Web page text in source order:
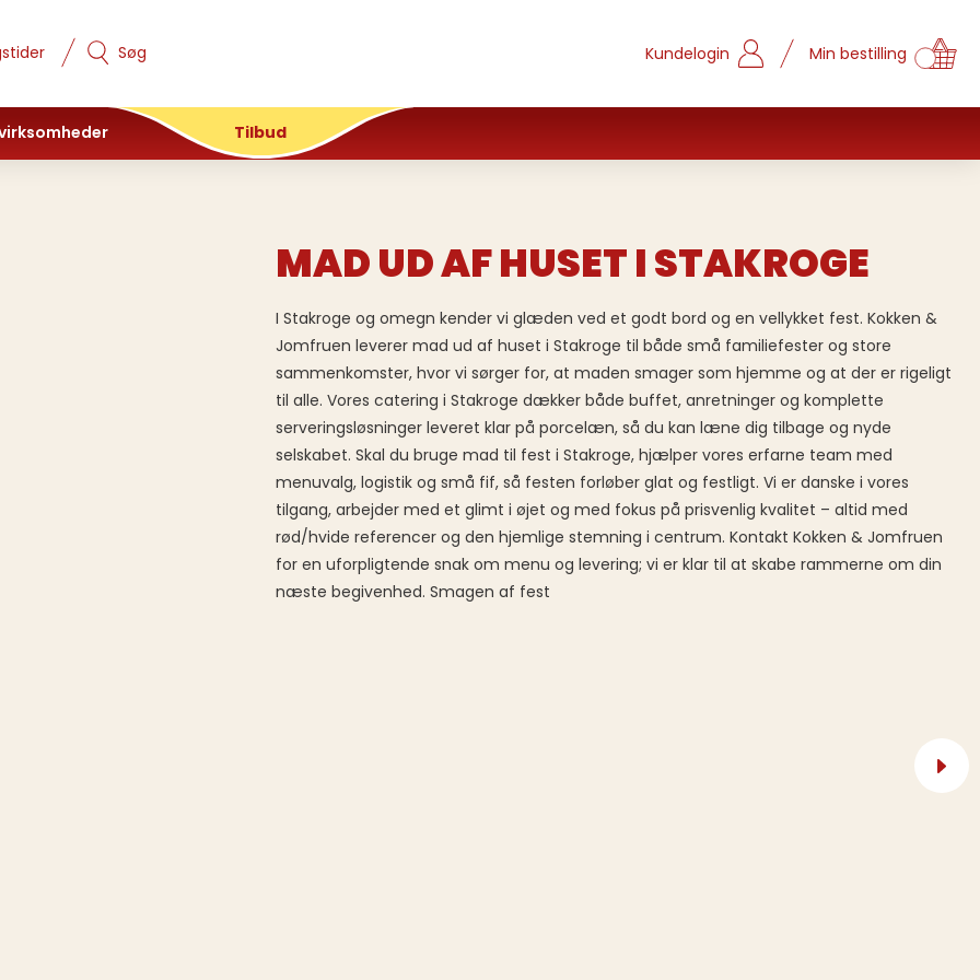
Søg Kundelogin Min bestilling
Tilbud
MAD UD AF HUSET I STAKROGE
I Stakroge og omegn kender vi glæden ved et godt bord og en vellykket fest. Kokken &
Jomfruen leverer mad ud af huset i Stakroge til både små familiefester og store
sammenkomster, hvor vi sørger for, at maden smager som hjemme og at der er rigeligt
til alle. Vores catering i Stakroge dækker både buffet, anretninger og komplette
serveringsløsninger leveret klar på porcelæn, så du kan læne dig tilbage og nyde
selskabet. Skal du bruge mad til fest i Stakroge, hjælper vores erfarne team med
menuvalg, logistik og små fif, så festen forløber glat og festligt. Vi er danske i vores
tilgang, arbejder med et glimt i øjet og med fokus på prisvenlig kvalitet – altid med
rød/hvide referencer og den hjemlige stemning i centrum. Kontakt Kokken & Jomfruen
for en uforpligtende snak om menu og levering; vi er klar til at skabe rammerne om din
næste begivenhed. Smagen af fest